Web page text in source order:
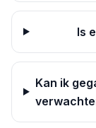
Is
Kan ik